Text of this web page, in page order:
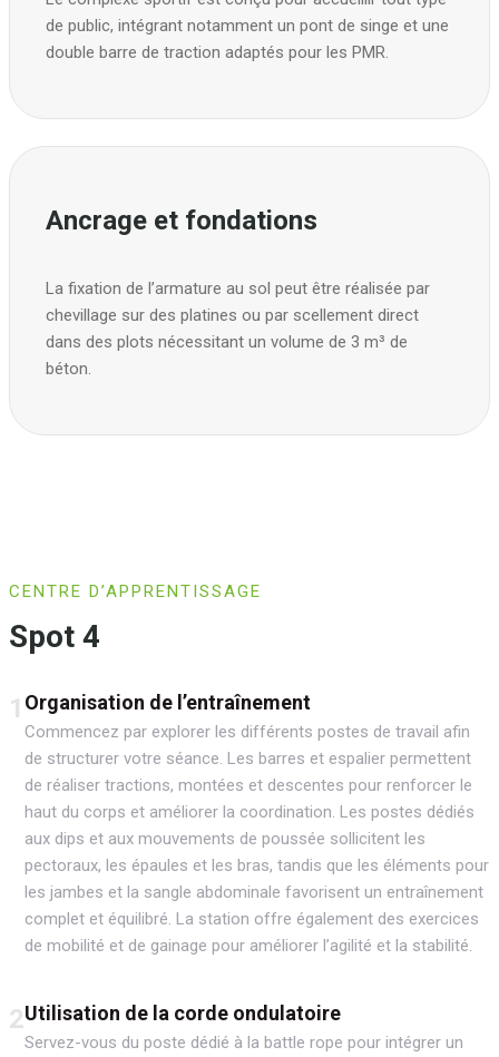
de public, intégrant notamment un pont de singe et une
double barre de traction adaptés pour les PMR.
Ancrage et fondations
La fixation de l’armature au sol peut être réalisée par
chevillage sur des platines ou par scellement direct
dans des plots nécessitant un volume de 3 m³ de
béton.
CENTRE D’APPRENTISSAGE
Spot 4
1 Organisation de l’entraînement
Commencez par explorer les différents postes de travail afin
de structurer votre séance. Les barres et espalier permettent
de réaliser tractions, montées et descentes pour renforcer le
haut du corps et améliorer la coordination. Les postes dédiés
aux dips et aux mouvements de poussée sollicitent les
pectoraux, les épaules et les bras, tandis que les éléments pour
les jambes et la sangle abdominale favorisent un entraînement
complet et équilibré. La station offre également des exercices
de mobilité et de gainage pour améliorer l’agilité et la stabilité.
2Utilisation de la corde ondulatoire
Servez-vous du poste dédié à la battle rope pour intégrer un